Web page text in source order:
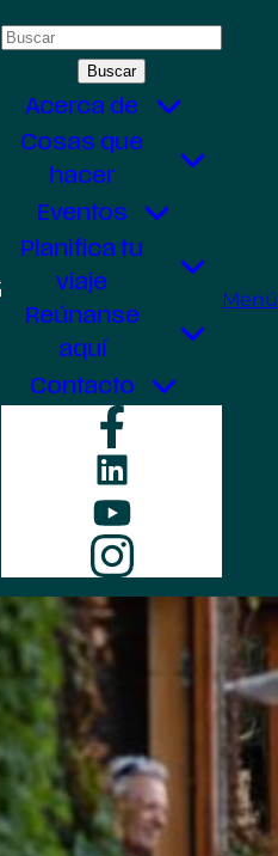
Buscar:
Acerca de
Cosas que
hacer
Eventos
Planifica tu
viaje
Reúnanse
aquí
Contacto
LinkedIn
YouTube
Menú